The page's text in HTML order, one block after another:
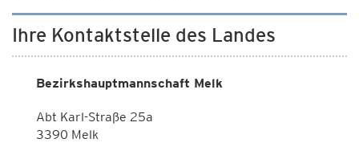
Ihre Kontaktstelle des Landes
Bezirkshauptmannschaft Melk
Abt Karl-Straße 25a
3390 Melk